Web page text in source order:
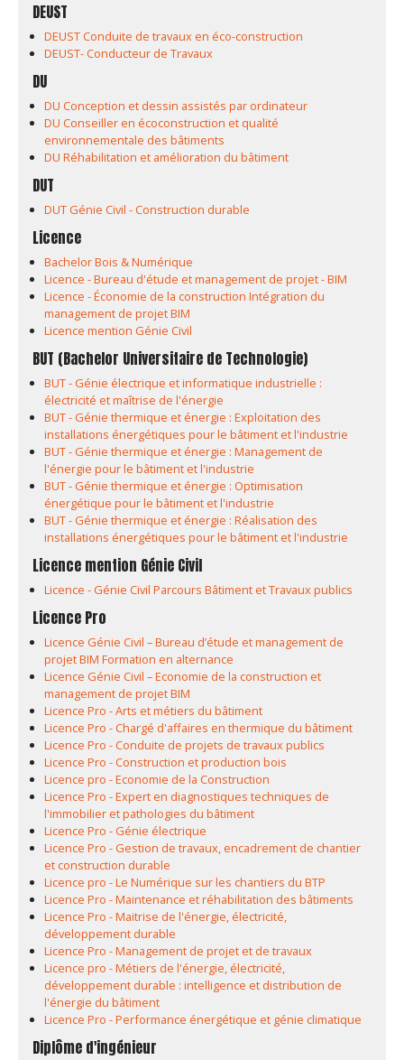
DEUST
DEUST Conduite de travaux en éco-construction
DEUST- Conducteur de Travaux
DU
DU Conception et dessin assistés par ordinateur
DU Conseiller en écoconstruction et qualité
environnementale des bâtiments
DU Réhabilitation et amélioration du bâtiment
DUT
DUT Génie Civil - Construction durable
Licence
Bachelor Bois & Numérique
Licence - Bureau d'étude et management de projet - BIM
Licence - Économie de la construction Intégration du
management de projet BIM
Licence mention Génie Civil
BUT (Bachelor Universitaire de Technologie)
BUT - Génie électrique et informatique industrielle :
électricité et maîtrise de l'énergie
BUT - Génie thermique et énergie : Exploitation des
installations énergétiques pour le bâtiment et l'industrie
BUT - Génie thermique et énergie : Management de
l'énergie pour le bâtiment et l'industrie
BUT - Génie thermique et énergie : Optimisation
énergétique pour le bâtiment et l'industrie
BUT - Génie thermique et énergie : Réalisation des
installations énergétiques pour le bâtiment et l'industrie
Licence mention Génie Civil
Licence - Génie Civil Parcours Bâtiment et Travaux publics
Licence Pro
Licence Génie Civil – Bureau d’étude et management de
projet BIM Formation en alternance
Licence Génie Civil – Economie de la construction et
management de projet BIM
Licence Pro - Arts et métiers du bâtiment
Licence Pro - Chargé d'affaires en thermique du bâtiment
Licence Pro - Conduite de projets de travaux publics
Licence Pro - Construction et production bois
Licence pro - Economie de la Construction
Licence Pro - Expert en diagnostiques techniques de
l'immobilier et pathologies du bâtiment
Licence Pro - Génie électrique
Licence Pro - Gestion de travaux, encadrement de chantier
et construction durable
Licence pro - Le Numérique sur les chantiers du BTP
Licence Pro - Maintenance et réhabilitation des bâtiments
Licence Pro - Maitrise de l'énergie, électricité,
développement durable
Licence Pro - Management de projet et de travaux
Licence pro - Métiers de l'énergie, électricité,
développement durable : intelligence et distribution de
l'énergie du bâtiment
Licence Pro - Performance énergétique et génie climatique
Diplôme d'ingénieur